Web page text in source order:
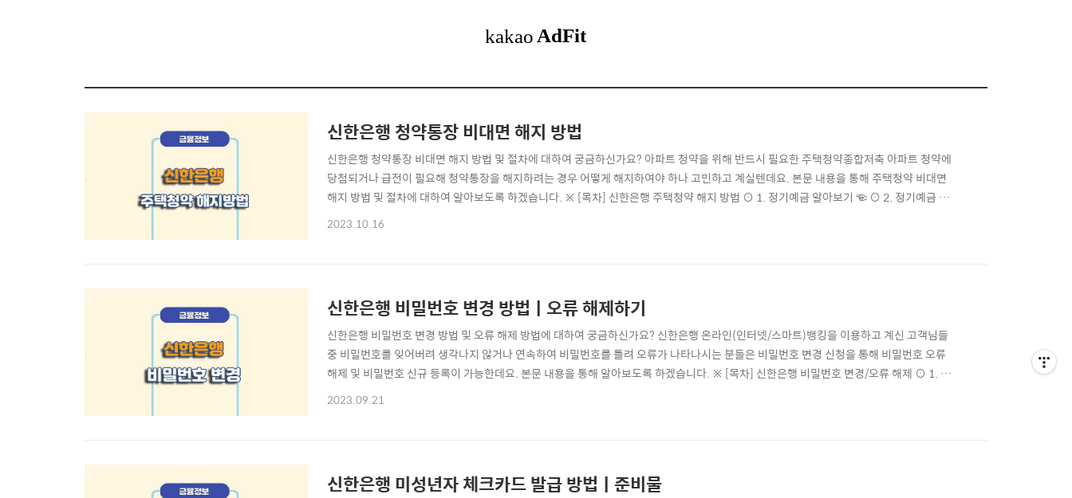
신한은행 청약통장 비대면 해지 방법
신한은행 청약통장 비대면 해지 방법 및 절차에 대하여 궁금하신가요? 아파트 청약을 위해 반드시 필요한 주택청약종합저축 아파트 청약에
당첨되거나 급전이 필요해 청약통장을 해지하려는 경우 어떻게 해지하여야 하나 고민하고 계실텐데요. 본문 내용을 통해 주택청약 비대면
해지 방법 및 절차에 대하여 알아보도록 하겠습니다. ※ [목차] 신한은행 주택청약 해지 방법 ⊙ 1. 정기예금 알아보기 ☜ ⊙ 2. 정기예금 준
비하기 ☜ ⊙ 3. 정기예금 가입하기 ☜ ⊙ 신한은행 자주 찾는 서비스/문제해결 [바로가기] ☜ 신한은행 주택청약 해지 방법 ▶ 주택청약 해
2023.10.16
신한은행 비밀번호 변경 방법ㅣ오류 해제하기
신한은행 비밀번호 변경 방법 및 오류 해제 방법에 대하여 궁금하신가요? 신한은행 온라인(인터넷/스마트)뱅킹을 이용하고 계신 고객님들
중 비밀번호를 잊어버려 생각나지 않거나 연속하여 비밀번호를 틀려 오류가 나타나시는 분들은 비밀번호 변경 신청을 통해 비밀번호 오류
해제 및 비밀번호 신규 등록이 가능한데요. 본문 내용을 통해 알아보도록 하겠습니다. ※ [목차] 신한은행 비밀번호 변경/오류 해제 ⊙ 1. 비
밀번호 오류 해제방법 ☜ ⊙ 2. 비밀번호 변경 준비하기 ☜ ⊙ 3. 비밀번호 변경 따라하기 ☜ ⊙ 신한은행 자주 찾는 서비스/문제해결 [바로
2023.09.21
신한은행 미성년자 체크카드 발급 방법ㅣ준비물